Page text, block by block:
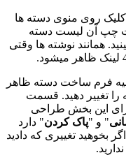
روی منوی دسته ها
چپ آن لیست دسته
همانند نوشته ها وقتی
فرم ساخت دسته ظاهر
تغییر دهید. قسمت
این بخش طراحی
" و "پاک کردن" دارد
بخوهید تغییری که دادید
ندارید.